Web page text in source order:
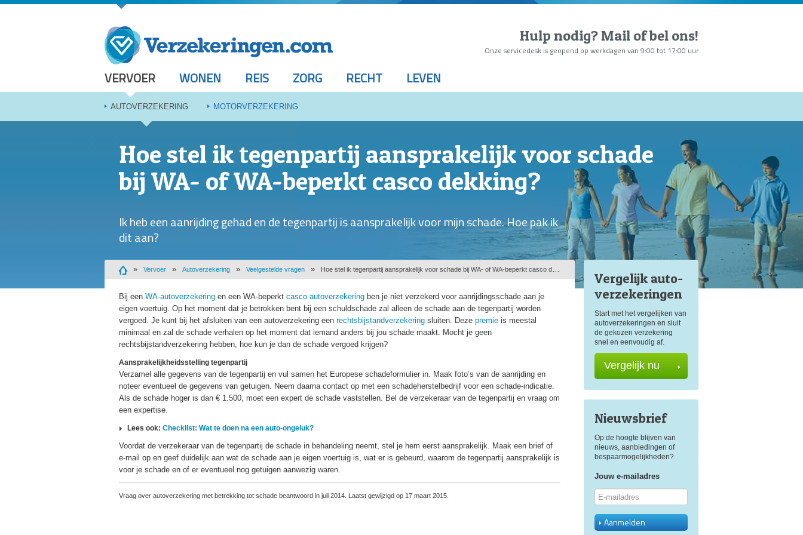
Hulp nodig?Mail of bel ons!
Onze servicedesk is geopend op werkdagen van 9:00 tot 17:00 uur
VERVOER WONEN REIS ZORG RECHT LEVEN
AUTOVERZEKERING MOTORVERZEKERING
Hoe stel ik tegenpartij aansprakelijk voor schade
bij WA- of WA-beperkt casco dekking?
Ik heb een aanrijding gehad en de tegenpartij is aansprakelijk voor mijn schade. Hoe pak ik
dit aan?
Vervoer Autoverzekering Veelgestelde vragen Hoe stel ik tegenpartij aansprakelijk voor schade bij WA- of WA-beperkt casco dekking?
Bij een WA-autoverzekering en een WA-beperkt casco autoverzekering ben je niet verzekerd voor aanrijdingsschade aan je
eigen voertuig. Op het moment dat je betrokken bent bij een schuldschade zal alleen de schade aan de tegenpartij worden
vergoed. Je kunt bij het afsluiten van een autoverzekering een rechtsbijstandverzekering sluiten. Deze premie is meestal
minimaal en zal de schade verhalen op het moment dat iemand anders bij jou schade maakt. Mocht je geen
rechtsbijstandverzekering hebben, hoe kun je dan de schade vergoed krijgen?
Aansprakelijkheidsstelling tegenpartij
Verzamel alle gegevens van de tegenpartij en vul samen het Europese schadeformulier in. Maak foto’s van de aanrijding en
noteer eventueel de gegevens van getuigen. Neem daarna contact op met een schadeherstelbedrijf voor een schade-indicatie.
Als de schade hoger is dan € 1.500, moet een expert de schade vaststellen. Bel de verzekeraar van de tegenpartij en vraag om
een expertise.
Lees ook: Checklist: Wat te doen na een auto-ongeluk?
Voordat de verzekeraar van de tegenpartij de schade in behandeling neemt, stel je hem eerst aansprakelijk. Maak een brief of
e-mail op en geef duidelijk aan wat de schade aan je eigen voertuig is, wat er is gebeurd, waarom de tegenpartij aansprakelijk is
voor je schade en of er eventueel nog getuigen aanwezig waren.
Vraag over autoverzekering met betrekking tot schade beantwoord in juli 2014. Laatst gewijzigd op 17 maart 2015.
Vergelijk auto-
verzekeringen
Start met het vergelijken van
autoverzekeringen en sluit
de gekozen verzekering
snel en eenvoudig af.
Vergelijk nu
Nieuwsbrief
Op de hoogte blijven van
nieuws, aanbiedingen of
bespaarmogelijkheden?
Jouw e-mailadres
Aanmelden